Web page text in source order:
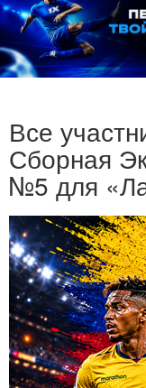
Все
Сборная
№5 для